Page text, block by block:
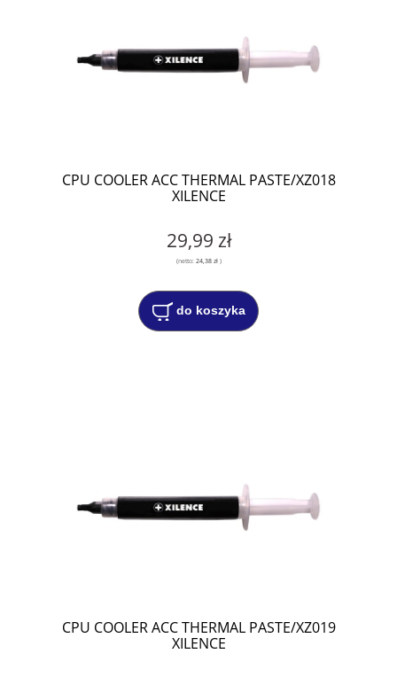
CPU COOLER ACC THERMAL PASTE/XZ018
XILENCE
29,99 zł
(netto: 24,38 zł)
do koszyka
CPU COOLER ACC THERMAL PASTE/XZ019
XILENCE